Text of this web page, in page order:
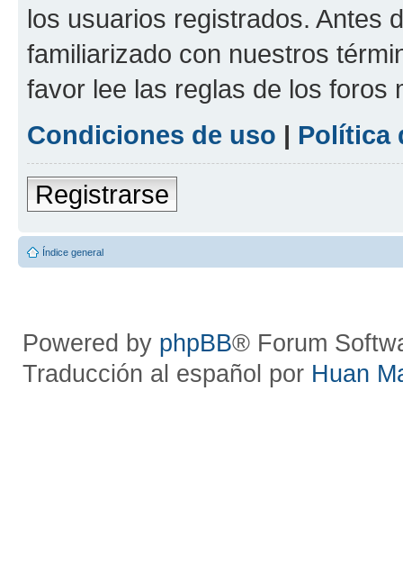
los usuarios registrados. Antes
familiarizado con nuestros
favor lee las reglas de los foros
Condiciones de uso | Política
Registrarse
Índice general
Powered by phpBB® Forum
Traducción al español por Huan